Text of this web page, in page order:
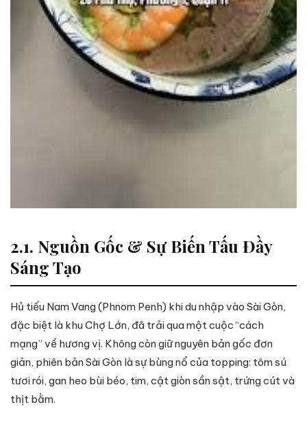
2.1. Nguồn Gốc & Sự Biến Tấu Đầy
Sáng Tạo
Hủ tiếu Nam Vang (Phnom Penh) khi du nhập vào Sài Gòn,
đặc biệt là khu Chợ Lớn, đã trải qua một cuộc “cách
mạng” về hương vị. Không còn giữ nguyên bản gốc đơn
giản, phiên bản Sài Gòn là sự bùng nổ của topping: tôm sú
tươi rói, gan heo bùi béo, tim, cật giòn sần sật, trứng cút và
thịt bằm.